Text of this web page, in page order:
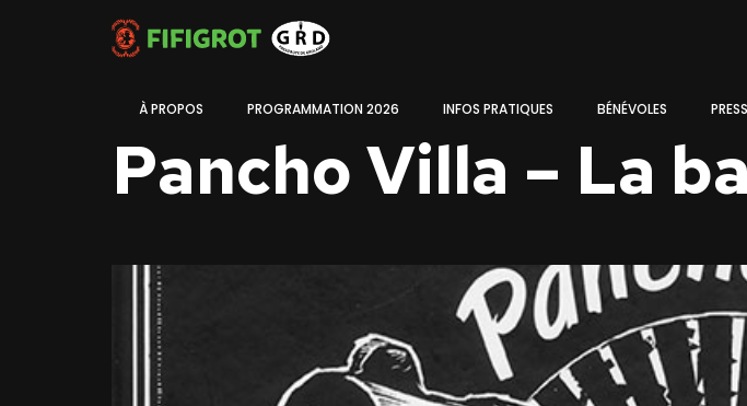
À PROPOS PROGRAMMATION 2026 INFOS PRATIQUES BÉNÉVOLES
Pancho Villa – La